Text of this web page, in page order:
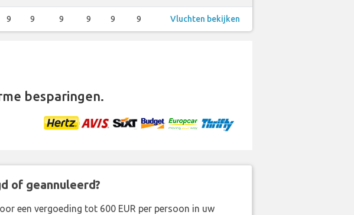
9 9 9 9 9 9 Vluchten bekijken
besparingen.
of geannuleerd?
een vergoeding tot 600 EUR per persoon in uw